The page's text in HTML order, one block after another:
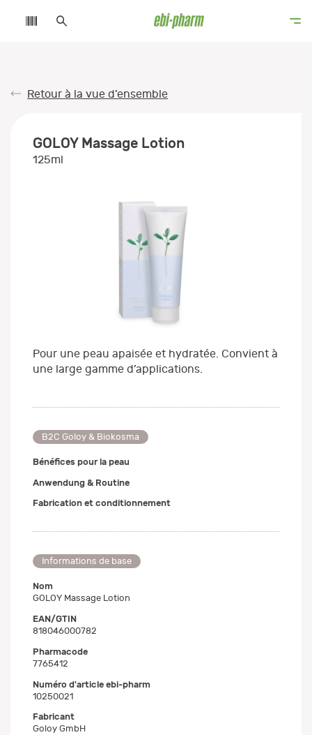
Retour à la vue d’ensemble
GOLOY Massage Lotion
125ml
Pour une peau apaisée et hydratée. Convient à
une large gamme d’applications.
B2C Goloy & Biokosma
Bénéfices pour la peau
Anwendung & Routine
Fabrication et conditionnement
Informations de base
Nom
GOLOY Massage Lotion
EAN/GTIN
818046000782
Pharmacode
7765412
Numéro d'article ebi-pharm
10250021
Fabricant
Goloy GmbH